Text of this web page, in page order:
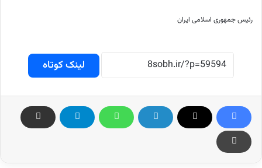
رئیس جمهوری اسلامی ایران
لینک کوتاه